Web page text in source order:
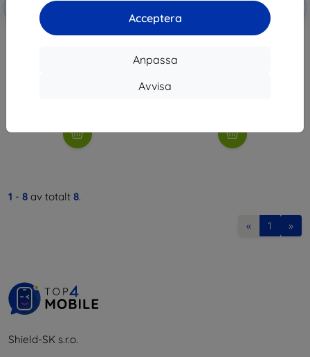
Acceptera
Anpassa
Avvisa
med
Beline Strap for Huawei Band
EXTRA10
3MK Folie ARC Watch HUAWEI
1 - 8 av totalt 8.
« 1 »
Shield-SK s.r.o.